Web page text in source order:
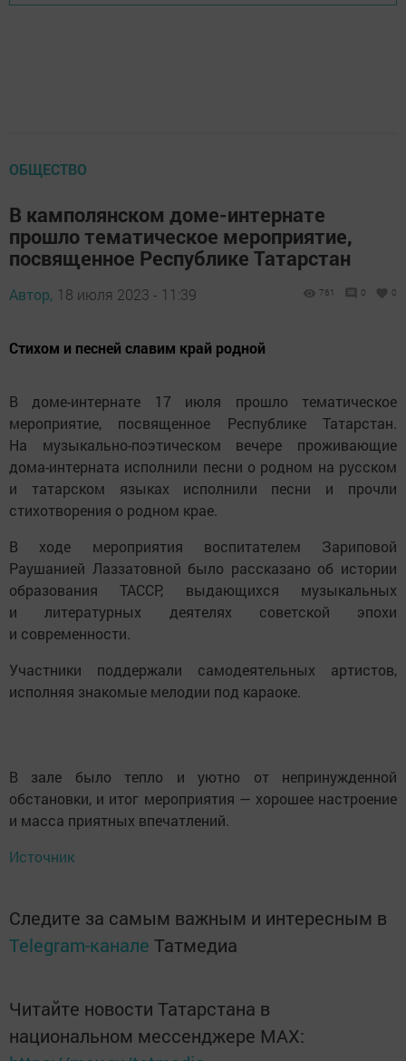
ОБЩЕСТВО
В камполянском доме-интернате
прошло тематическое мероприятие,
посвященное Республике Татарстан
Автор, 18 июля 2023 - 11:39 761 0 0
Стихом и песней славим край родной
В доме-интернате 17 июля прошло тематическое
мероприятие, посвященное Республике Татарстан.
На музыкально-поэтическом вечере проживающие
дома-интерната исполнили песни о родном на русском
и татарском языках исполнили песни и прочли
стихотворения о родном крае.
В ходе мероприятия воспитателем Зариповой
Раушанией Лаззатовной было рассказано об истории
образования ТАССР, выдающихся музыкальных
и литературных деятелях советской эпохи
и современности.
Участники поддержали самодеятельных артистов,
исполняя знакомые мелодии под караоке.
В зале было тепло и уютно от непринужденной
обстановки, и итог мероприятия — хорошее настроение
и масса приятных впечатлений.
Источник
Следите за самым важным и интересным в
Telegram-канале Татмедиа
Читайте новости Татарстана в
национальном мессенджере MАХ: